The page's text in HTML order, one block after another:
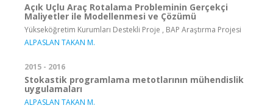
Açık Uçlu Araç Rotalama Probleminin Gerçekçi
Maliyetler ile Modellenmesi ve Çözümü
Yükseköğretim Kurumları Destekli Proje , BAP Araştırma Projesi
ALPASLAN TAKAN M.
2015 - 2016
Stokastik programlama metotlarının mühendislik
uygulamaları
ALPASLAN TAKAN M.